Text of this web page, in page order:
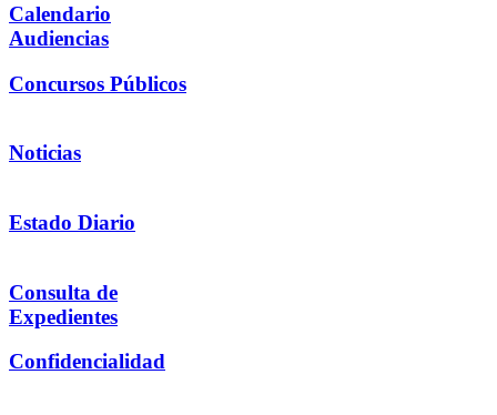
Calendario
Audiencias
Concursos Públicos
Noticias
Estado Diario
Consulta de
Expedientes
Confidencialidad